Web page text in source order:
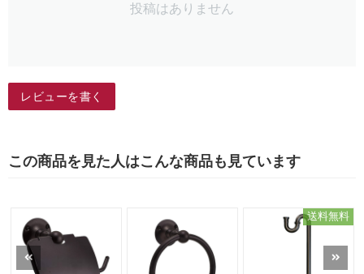
投稿はありません
レビューを書く
この商品を見た人はこんな商品も見ています
送料無料